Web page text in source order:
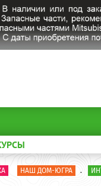
НАШ ДОМ-ЮГРА .